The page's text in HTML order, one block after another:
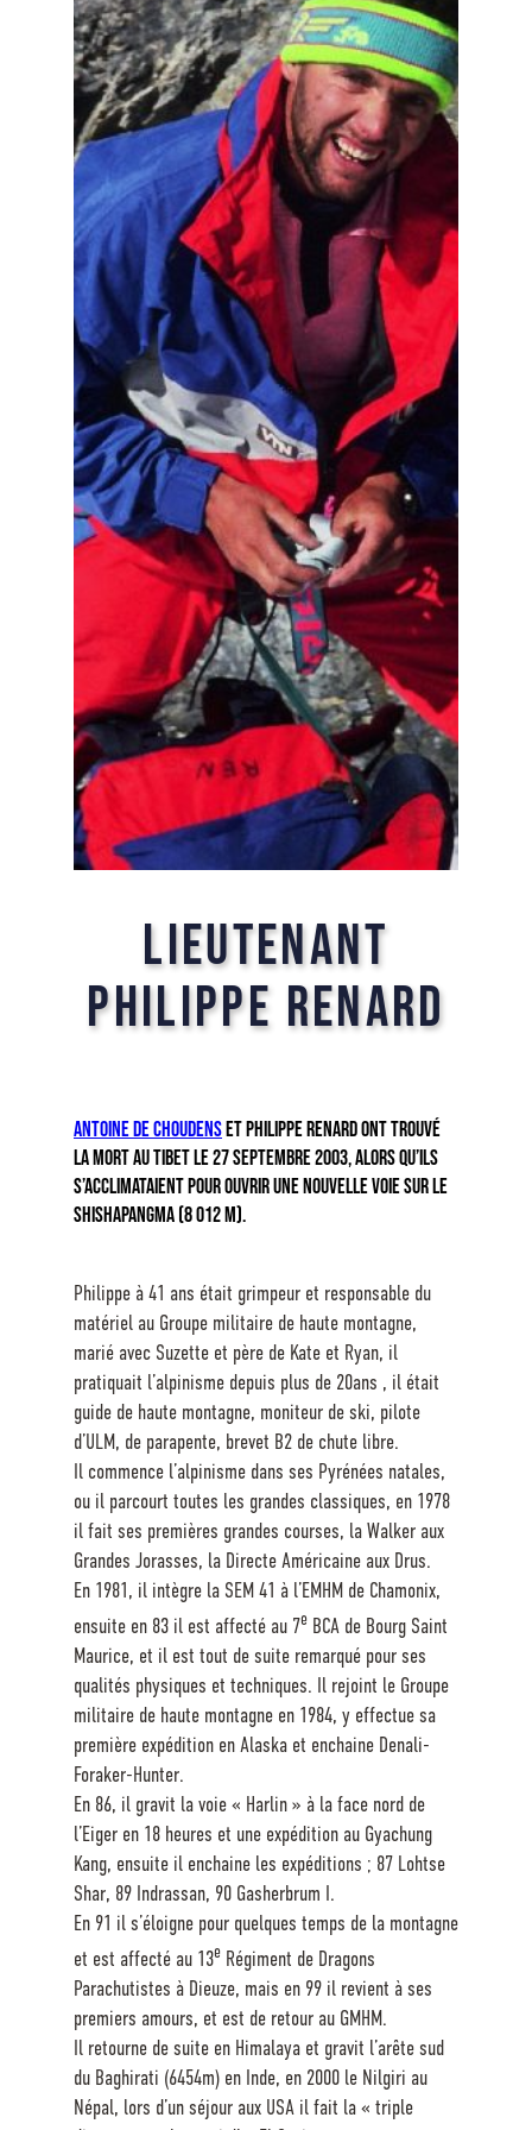
Lieutenant
Philippe Renard
ANTOINE DE CHOUDENS ET PHILIPPE RENARD ONT TROUVÉ
LA MORT AU TIBET LE 27 SEPTEMBRE 2003, ALORS QU’ILS
S’ACCLIMATAIENT POUR OUVRIR UNE NOUVELLE VOIE SUR LE
SHISHAPANGMA (8 012 M).
Philippe à 41 ans était grimpeur et responsable du
matériel au Groupe militaire de haute montagne,
marié avec Suzette et père de Kate et Ryan, il
pratiquait l’alpinisme depuis plus de 20ans , il était
guide de haute montagne, moniteur de ski, pilote
d’ULM, de parapente, brevet B2 de chute libre.
Il commence l’alpinisme dans ses Pyrénées natales,
ou il parcourt toutes les grandes classiques, en 1978
il fait ses premières grandes courses, la Walker aux
Grandes Jorasses, la Directe Américaine aux Drus.
En 1981, il intègre la SEM 41 à l’EMHM de Chamonix,
ensuite en 83 il est affecté au 7e BCA de Bourg Saint
Maurice, et il est tout de suite remarqué pour ses
qualités physiques et techniques. Il rejoint le Groupe
militaire de haute montagne en 1984, y effectue sa
première expédition en Alaska et enchaine Denali-
Foraker-Hunter.
En 86, il gravit la voie « Harlin » à la face nord de
l’Eiger en 18 heures et une expédition au Gyachung
Kang, ensuite il enchaine les expéditions ; 87 Lohtse
Shar, 89 Indrassan, 90 Gasherbrum I.
En 91 il s’éloigne pour quelques temps de la montagne
et est affecté au 13e Régiment de Dragons
Parachutistes à Dieuze, mais en 99 il revient à ses
premiers amours, et est de retour au GMHM.
Il retourne de suite en Himalaya et gravit l’arête sud
du Baghirati (6454m) en Inde, en 2000 le Nilgiri au
Népal, lors d’un séjour aux USA il fait la « triple